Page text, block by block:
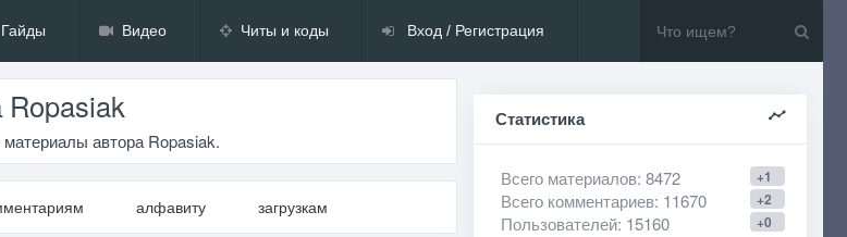
Гайды Видео Читы и коды Вход / Регистрация
автора Ropasiak.
алфавиту загрузкам
Статистика
+1
Всего материалов: 8472
+2
Всего комментариев: 11670
+0
Пользователей: 15160